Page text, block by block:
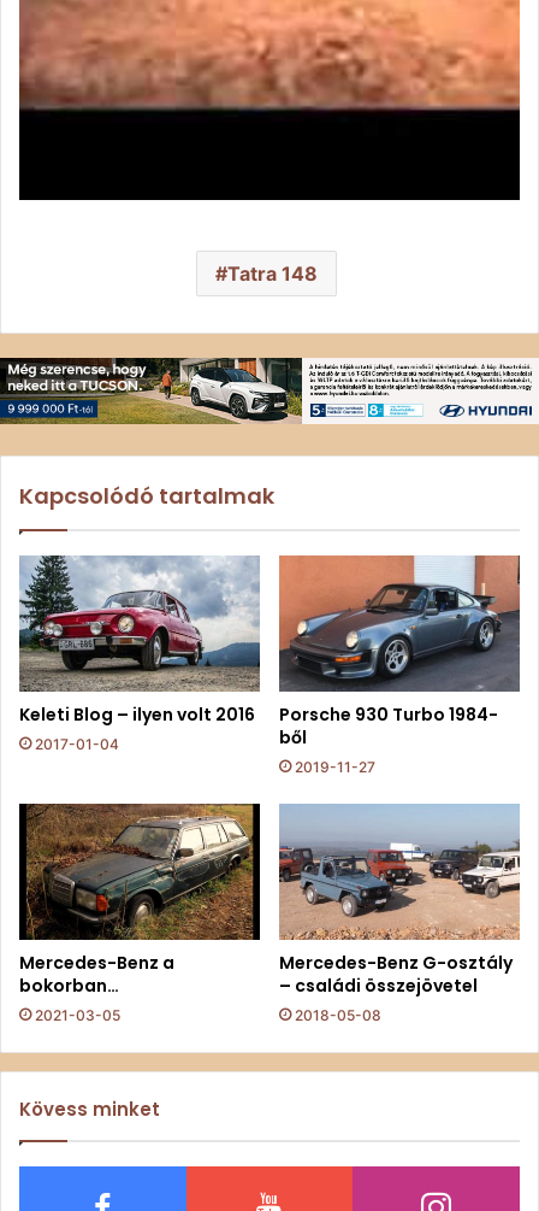
Tatra 148
Kapcsolódó tartalmak
Keleti Blog – ilyen volt 2016
2017-01-04
Porsche 930 Turbo 1984-
ből
2019-11-27
Mercedes-Benz a
bokorban…
2021-03-05
Mercedes-Benz G-osztály
– családi összejövetel
2018-05-08
Kövess minket